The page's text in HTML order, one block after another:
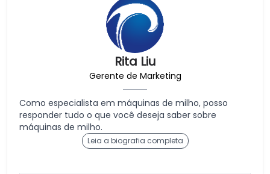
Rita Liu
Gerente de Marketing
Como especialista em máquinas de milho, posso
responder tudo o que você deseja saber sobre
máquinas de milho.
Leia a biografia completa